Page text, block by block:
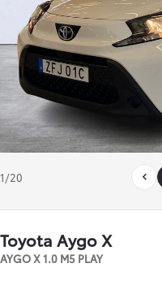
1/20
Toyota Aygo X
AYGO X 1.0 M5 PLAY